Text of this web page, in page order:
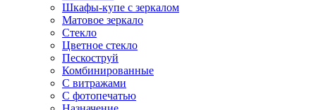
Шкафы-купе с зеркалом
Матовое зеркало
Стекло
Цветное стекло
Пескоструй
Комбинированные
С витражами
С фотопечатью